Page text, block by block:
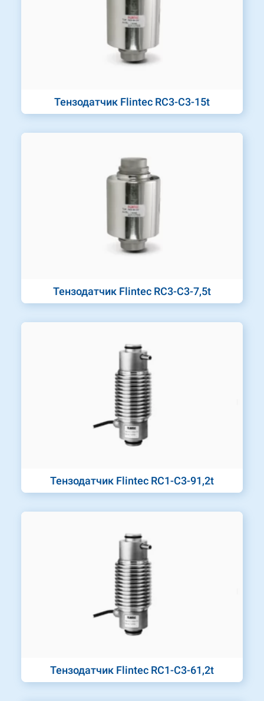
Тензодатчик Flintec RC3-C3-15t
Тензодатчик Flintec RC3-C3-7,5t
Тензодатчик Flintec RC1-C3-91,2t
Тензодатчик Flintec RC1-C3-61,2t